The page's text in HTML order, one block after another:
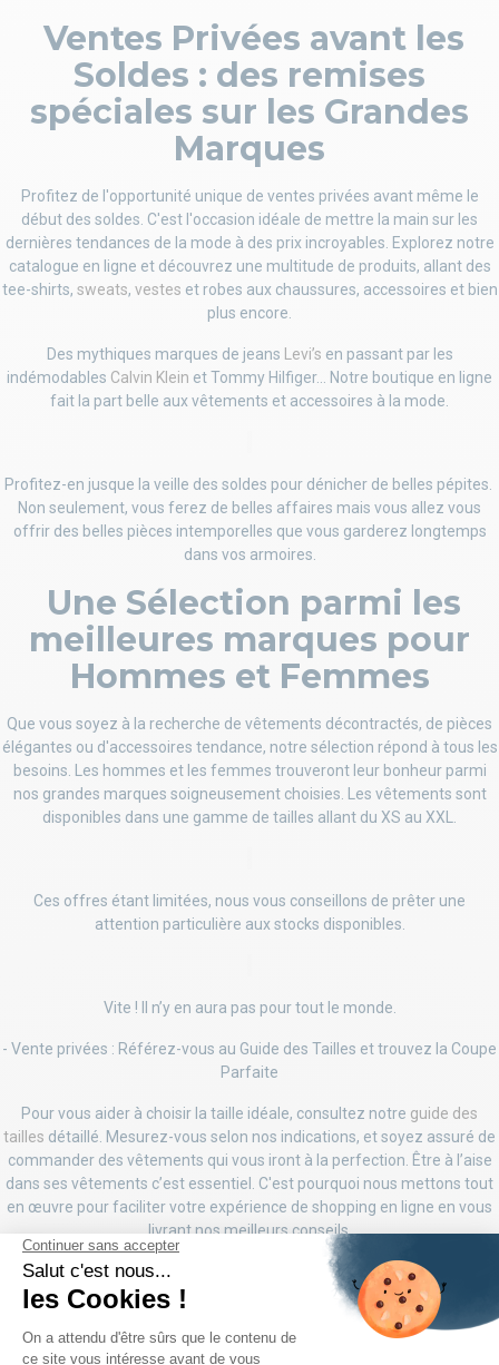
Ventes Privées avant les
Soldes : des remises
spéciales sur les Grandes
Marques
Profitez de l'opportunité unique de ventes privées avant même le
début des soldes. C'est l'occasion idéale de mettre la main sur les
dernières tendances de la mode à des prix incroyables. Explorez notre
catalogue en ligne et découvrez une multitude de produits, allant des
tee-shirts, sweats, vestes et robes aux chaussures, accessoires et bien
plus encore.
Des mythiques marques de jeans Levi’s en passant par les
indémodables Calvin Klein et Tommy Hilfiger... Notre boutique en ligne
fait la part belle aux vêtements et accessoires à la mode.
Profitez-en jusque la veille des soldes pour dénicher de belles pépites.
Non seulement, vous ferez de belles affaires mais vous allez vous
offrir des belles pièces intemporelles que vous garderez longtemps
dans vos armoires.
Une Sélection parmi les
meilleures marques pour
Hommes et Femmes
Que vous soyez à la recherche de vêtements décontractés, de pièces
élégantes ou d'accessoires tendance, notre sélection répond à tous les
besoins. Les hommes et les femmes trouveront leur bonheur parmi
nos grandes marques soigneusement choisies. Les vêtements sont
disponibles dans une gamme de tailles allant du XS au XXL.
Ces offres étant limitées, nous vous conseillons de prêter une
attention particulière aux stocks disponibles.
Vite ! Il n’y en aura pas pour tout le monde.
- Vente privées : Référez-vous au Guide des Tailles et trouvez la Coupe
Parfaite
Pour vous aider à choisir la taille idéale, consultez notre guide des
tailles détaillé. Mesurez-vous selon nos indications, et soyez assuré de
commander des vêtements qui vous iront à la perfection. Être à l’aise
dans ses vêtements c’est essentiel. C'est pourquoi nous mettons tout
en œuvre pour faciliter votre expérience de shopping en ligne en vous
livrant nos meilleurs conseils.
Comment Commander chez
Destock Jeans ? C’est
simple et rapide